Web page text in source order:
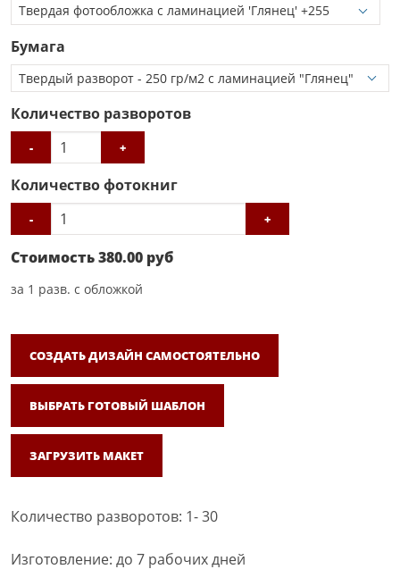
Бумага
Количество разворотов
- +
Количество фотокниг
- +
Стоимость380.00 руб
за 1 разв. с обложкой
СОЗДАТЬ ДИЗАЙН САМОСТОЯТЕЛЬНО
ВЫБРАТЬ ГОТОВЫЙ ШАБЛОН
ЗАГРУЗИТЬ МАКЕТ
Количество разворотов: 1- 30
Изготовление: до 7 рабочих дней